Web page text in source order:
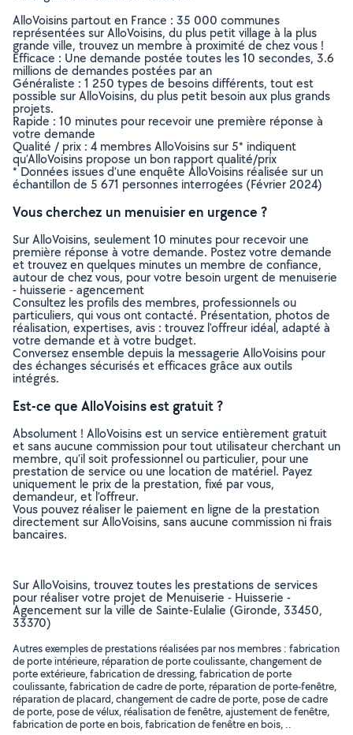
AlloVoisins partout en France : 35 000 communes
représentées sur AlloVoisins, du plus petit village à la plus
grande ville, trouvez un membre à proximité de chez vous !
Efficace : Une demande postée toutes les 10 secondes, 3.6
millions de demandes postées par an
Généraliste : 1 250 types de besoins différents, tout est
possible sur AlloVoisins, du plus petit besoin aux plus grands
projets.
Rapide : 10 minutes pour recevoir une première réponse à
votre demande
Qualité / prix : 4 membres AlloVoisins sur 5* indiquent
qu’AlloVoisins propose un bon rapport qualité/prix
* Données issues d’une enquête AlloVoisins réalisée sur un
échantillon de 5 671 personnes interrogées (Février 2024)
Vous cherchez un menuisier en urgence ?
Sur AlloVoisins, seulement 10 minutes pour recevoir une
première réponse à votre demande. Postez votre demande
et trouvez en quelques minutes un membre de confiance,
autour de chez vous, pour votre besoin urgent de menuiserie
- huisserie - agencement
Consultez les profils des membres, professionnels ou
particuliers, qui vous ont contacté. Présentation, photos de
réalisation, expertises, avis : trouvez l'offreur idéal, adapté à
votre demande et à votre budget.
Conversez ensemble depuis la messagerie AlloVoisins pour
des échanges sécurisés et efficaces grâce aux outils
intégrés.
Est-ce que AlloVoisins est gratuit ?
Absolument ! AlloVoisins est un service entièrement gratuit
et sans aucune commission pour tout utilisateur cherchant un
membre, qu’il soit professionnel ou particulier, pour une
prestation de service ou une location de matériel. Payez
uniquement le prix de la prestation, fixé par vous,
demandeur, et l’offreur.
Vous pouvez réaliser le paiement en ligne de la prestation
directement sur AlloVoisins, sans aucune commission ni frais
bancaires.
Sur AlloVoisins, trouvez toutes les prestations de services
pour réaliser votre projet de Menuiserie - Huisserie -
Agencement sur la ville de Sainte-Eulalie (Gironde, 33450,
33370)
Autres exemples de prestations réalisées par nos membres : fabrication
de porte intérieure, réparation de porte coulissante, changement de
porte extérieure, fabrication de dressing, fabrication de porte
coulissante, fabrication de cadre de porte, réparation de porte-fenêtre,
réparation de placard, changement de cadre de porte, pose de cadre
de porte, pose de vélux, réalisation de fenêtre, ajustement de fenêtre,
fabrication de porte en bois, fabrication de fenêtre en bois, ..